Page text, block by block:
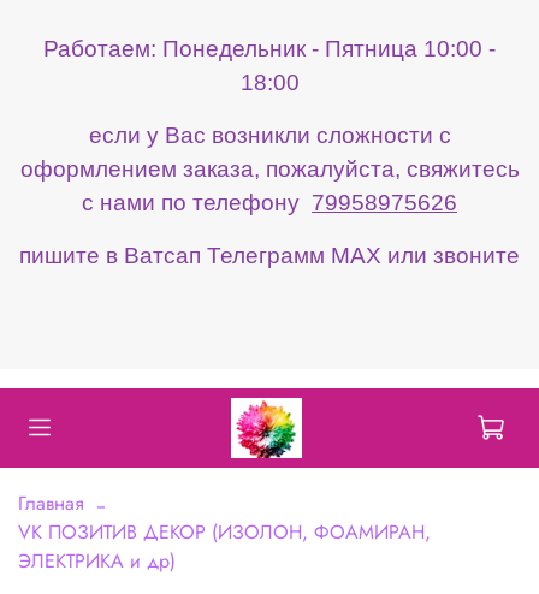
Работаем: Понедельник - Пятница 10:00 -
18:00
если у Вас возникли сложности с
оформлением заказа, пожалуйста, свяжитесь
с нами по телефону 79958975626
пишите в Ватсап Телеграмм МАХ или звоните
Главная
VK ПОЗИТИВ ДЕКОР (ИЗОЛОН, ФОАМИРАН,
ЭЛЕКТРИКА и др)